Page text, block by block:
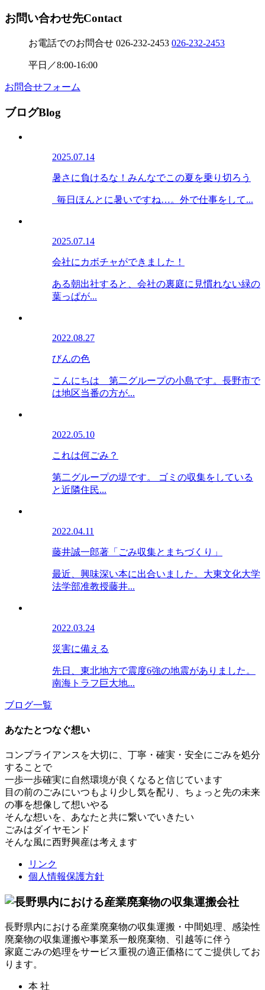
お問い合わせ先Contact
お電話でのお問合せ 026-232-2453 026-232-2453
平日／8:00-16:00
お問合せフォーム
ブログBlog
2025.07.14
暑さに負けるな！みんなでこの夏を乗り切ろう
毎日ほんとに暑いですね…。外で仕事をして...
2025.07.14
会社にカボチャができました！
ある朝出社すると、会社の裏庭に見慣れない緑の
葉っぱが...
2022.08.27
びんの色
こんにちは 第二グループの小島です。長野市で
は地区当番の方が...
2022.05.10
これは何ごみ？
第二グループの堤です。 ゴミの収集をしている
と近隣住民...
2022.04.11
藤井誠一郎著「ごみ収集とまちづくり」
最近、興味深い本に出合いました。大東文化大学
法学部准教授藤井...
2022.03.24
災害に備える
先日、東北地方で震度6強の地震がありました。
南海トラフ巨大地...
ブログ一覧
あなたとつなぐ想い
コンプライアンスを大切に、丁寧・確実・安全にごみを処分
することで
一歩一歩確実に自然環境が良くなると信じています
目の前のごみにいつもより少し気を配り、ちょっと先の未来
の事を想像して想いやる
そんな想いを、あなたと共に繋いでいきたい
ごみはダイヤモンド
そんな風に西野興産は考えます
リンク
個人情報保護方針
長野県内における産業廃棄物の収集運搬・中間処理、感染性
廃棄物の収集運搬や事業系一般廃棄物、引越等に伴う
家庭ごみの処理をサービス重視の適正価格にてご提供してお
ります。
本 社